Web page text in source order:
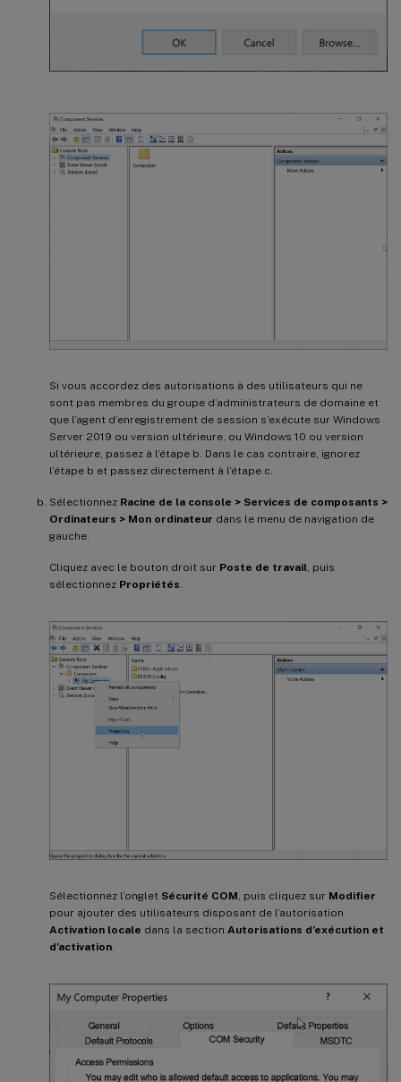
Si vous accordez des autorisations à des utilisateurs qui ne
sont pas membres du groupe d’administrateurs de domaine et
que l’agent d’enregistrement de session s’exécute sur Windows
Server 2019 ou version ultérieure, ou Windows 10 ou version
ultérieure, passez à l’étape b. Dans le cas contraire, ignorez
l’étape b et passez directement à l’étape c.
Sélectionnez Racine de la console > Services de composants >
Ordinateurs > Mon ordinateur dans le menu de navigation de
gauche.
Cliquez avec le bouton droit sur Poste de travail, puis
sélectionnez Propriétés.
Sélectionnez l’onglet Sécurité COM, puis cliquez sur Modifier
pour ajouter des utilisateurs disposant de l’autorisation
Activation locale dans la section Autorisations d’exécution et
d’activation.